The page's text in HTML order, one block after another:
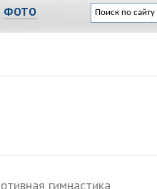
ФОТО
гимнастика